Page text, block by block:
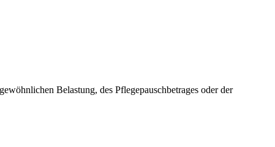
Belastung, des Pflegepauschbetrages oder der